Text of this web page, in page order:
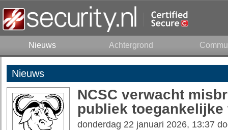
Nieuws Achtergrond
Nieuws
NCSC verwacht
publiek
donderdag 22 januari 2026, 13:37